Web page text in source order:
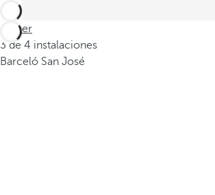
Volver
3 de 4 instalaciones
Barceló San José